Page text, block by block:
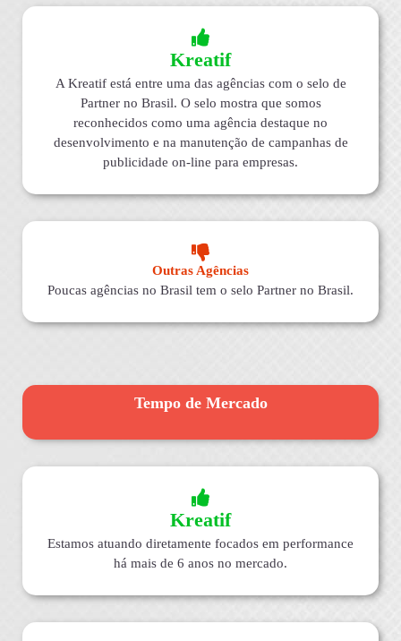
Kreatif
A Kreatif está entre uma das agências com o selo de
Partner no Brasil. O selo mostra que somos
reconhecidos como uma agência destaque no
desenvolvimento e na manutenção de campanhas de
publicidade on-line para empresas.
Outras Agências
Poucas agências no Brasil tem o selo Partner no Brasil.
Tempo de Mercado
Kreatif
Estamos atuando diretamente focados em performance
há mais de 6 anos no mercado.